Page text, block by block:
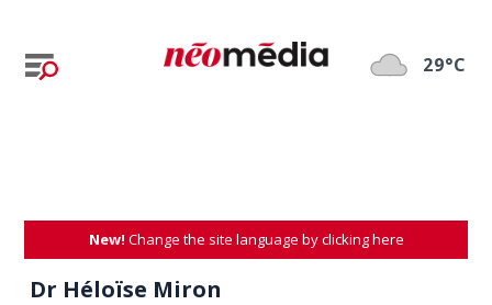
29°C
New! Change the site language by clicking here
Dr Héloïse Miron